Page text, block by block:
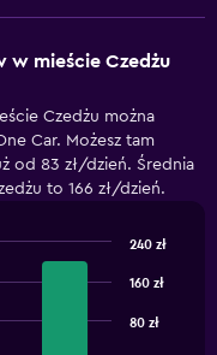
w mieście Czedżu
Czedżu można
Car. Możesz tam
od 83 zł/dzień. Średnia
to 166 zł/dzień.
80 zł
160 zł
240 zł